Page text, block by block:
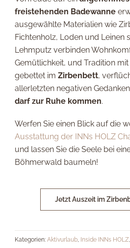
freistehenden Badewanne
ausgewählte Materialien wie
Fichtenholz, Loden und Leinen
Lehmputz verbinden
Gemütlichkeit, und Tradition
gebettet im Zirbenbett,
allerletzten negativen
darf zur Ruhe kommen.
Werfen Sie einen Blick auf die
Ausstattung der INNs HOLZ
und lassen Sie die Seele bei
Böhmerwald baumeln!
Jetzt Auszeit im
Kategorien: Aktivurlaub Inside INNs HOLZ